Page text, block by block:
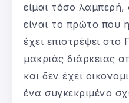
είμαι τόσο λαμπερή,
είναι το πρώτο που
έχει επιστρέψει
μακριάς διάρκειας
και δεν έχει
ένα συγκεκριμένο